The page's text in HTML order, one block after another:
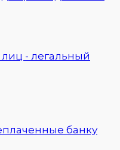
- легальный
банку